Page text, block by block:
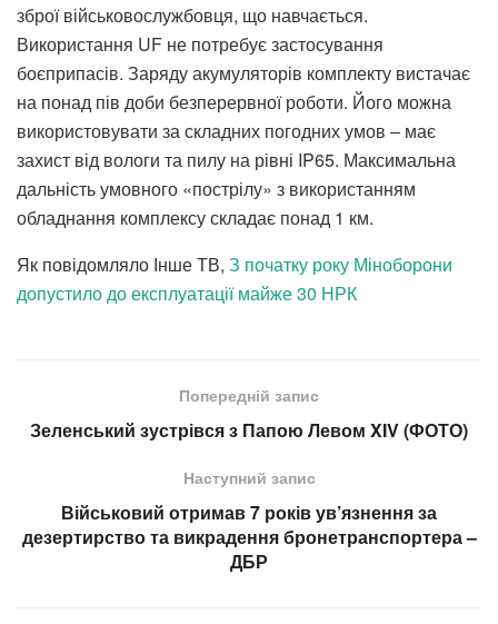
зброї військовослужбовця, що навчається.
Використання UF не потребує застосування
боєприпасів. Заряду акумуляторів комплекту вистачає
на понад пів доби безперервної роботи. Його можна
використовувати за складних погодних умов – має
захист від вологи та пилу на рівні IP65. Максимальна
дальність умовного «пострілу» з використанням
обладнання комплексу складає понад 1 км.
Як повідомляло Інше ТВ, З початку року Міноборони
допустило до експлуатації майже 30 НРК
Попередній запис
Зеленський зустрівся з Папою Левом XIV (ФОТО)
Наступний запис
Військовий отримав 7 років ув’язнення за
дезертирство та викрадення бронетранспортера –
ДБР